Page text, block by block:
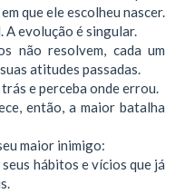
que ele escolheu nascer.
A evolução é singular.
não resolvem, cada um
atitudes passadas.
e perceba onde errou.
então, a maior batalha
maior inimigo:
seus hábitos e vícios que já